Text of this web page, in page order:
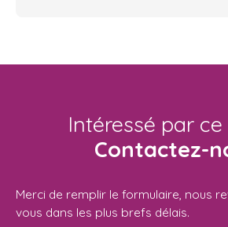
Intéressé par ce
Contactez-
Merci de remplir le formulaire, nous
vous dans les plus brefs délais.